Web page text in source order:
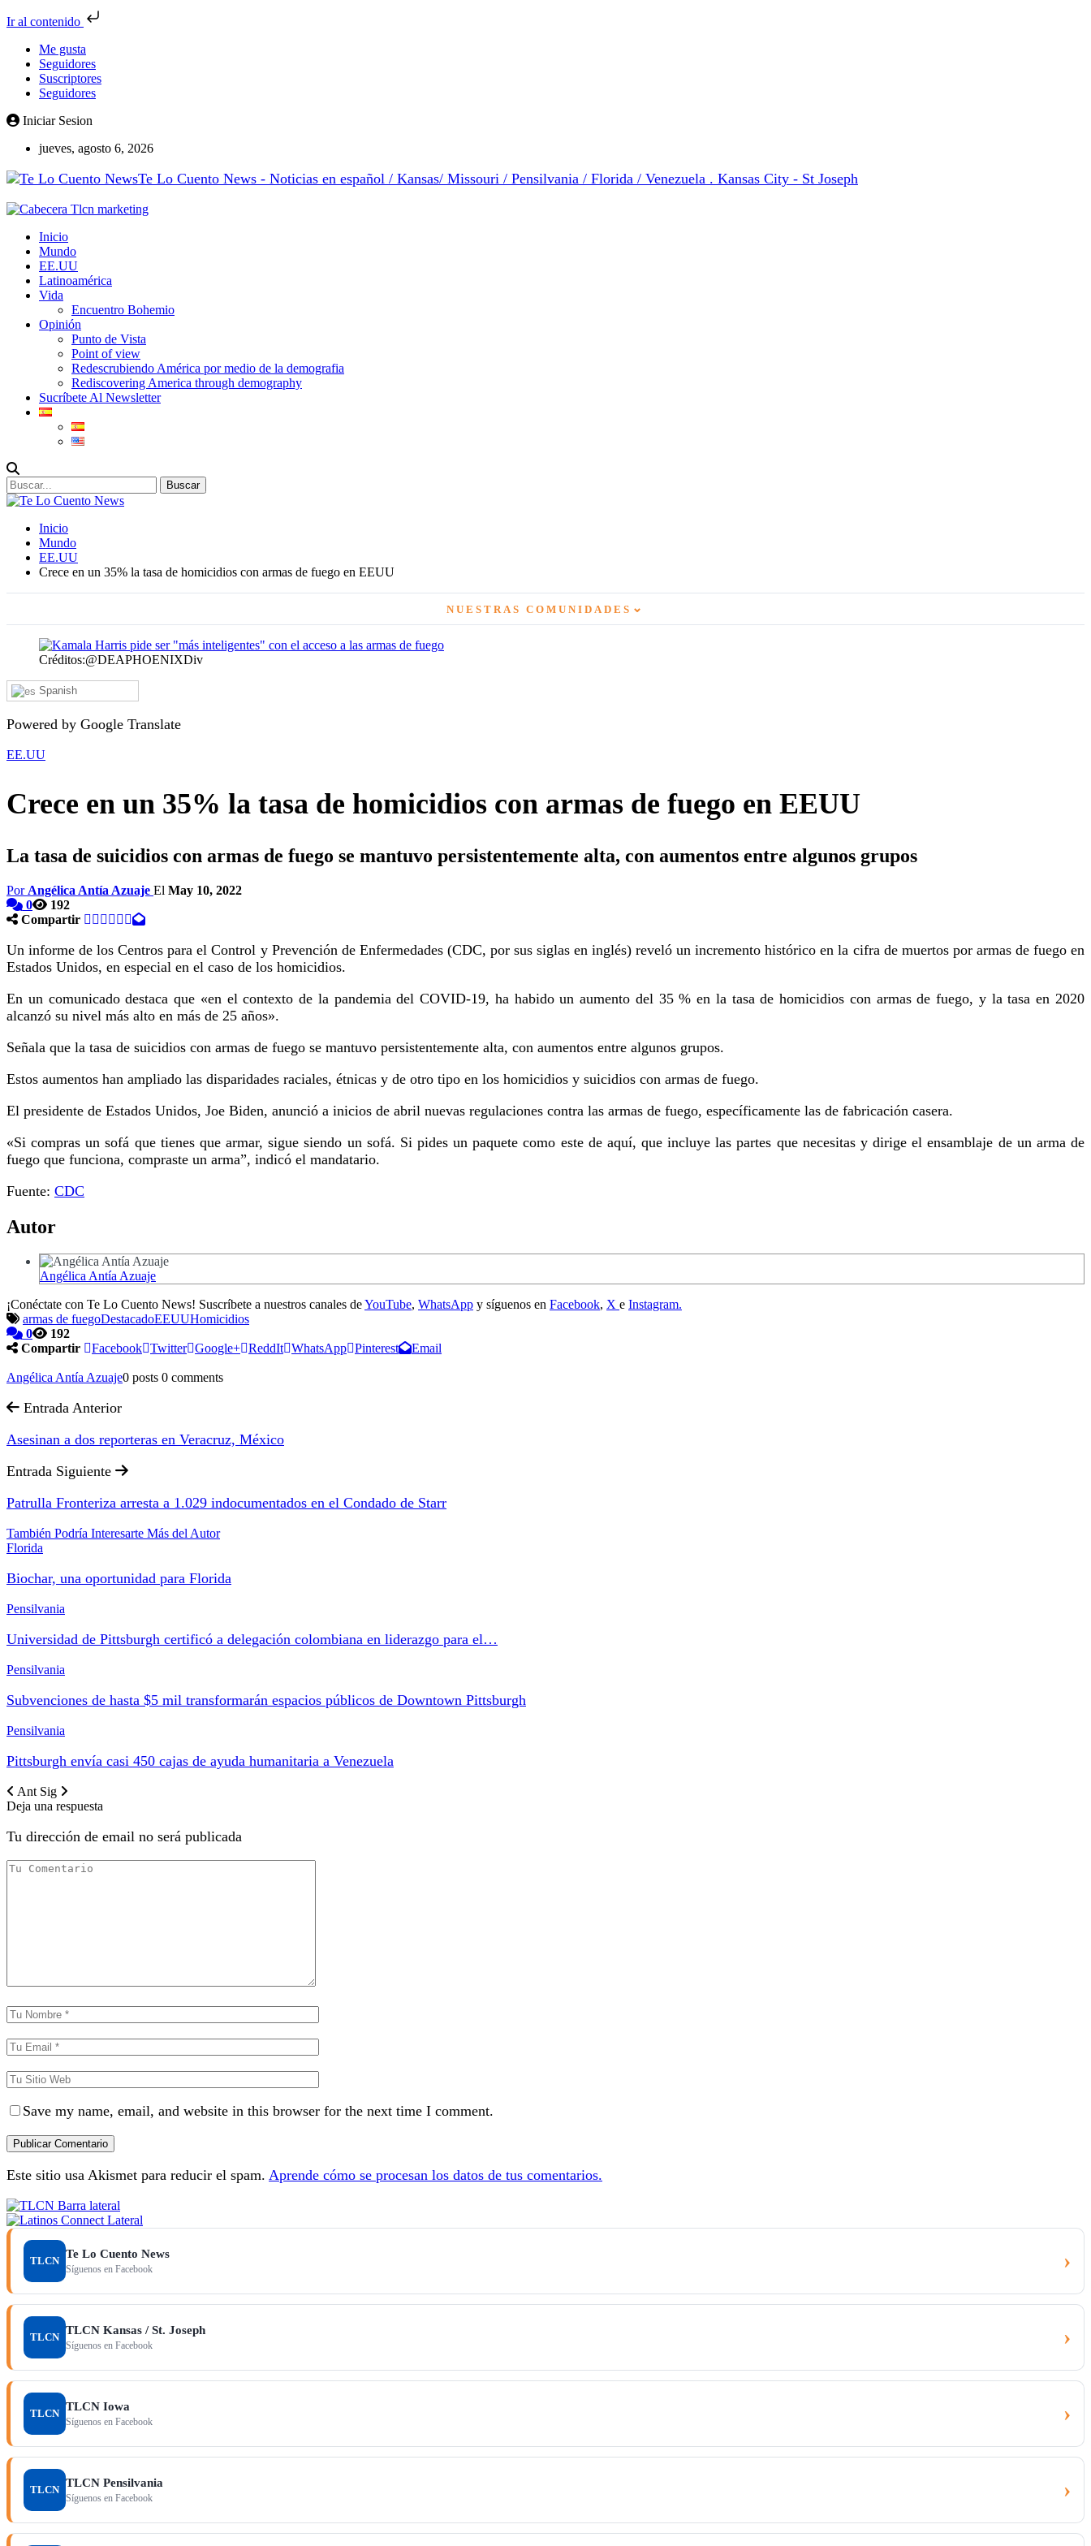
Ir al contenido
Me gusta
Seguidores
Suscriptores
Seguidores
Iniciar Sesion
jueves, agosto 6, 2026
Te Lo Cuento News - Noticias en español / Kansas/ Missouri / Pensilvania / Florida / Venezuela . Kansas City - St Joseph
Inicio
Mundo
EE.UU
Latinoamérica
Vida
Encuentro Bohemio
Opinión
Punto de Vista
Point of view
Redescrubiendo América por medio de la demografia
Rediscovering America through demography
Sucríbete Al Newsletter
Inicio
Mundo
EE.UU
Crece en un 35% la tasa de homicidios con armas de fuego en EEUU
NUESTRAS COMUNIDADES ⌄
Créditos:@DEAPHOENIXDiv
Spanish
Powered by Google Translate
EE.UU
Crece en un 35% la tasa de homicidios con armas de fuego en EEUU
La tasa de suicidios con armas de fuego se mantuvo persistentemente alta, con aumentos entre algunos grupos
Por Angélica Antía Azuaje El May 10, 2022
0
192
Compartir
Un informe de los Centros para el Control y Prevención de Enfermedades (CDC, por sus siglas en inglés) reveló un incremento histórico en la cifra de muertos por armas de fuego en
Estados Unidos, en especial en el caso de los homicidios.
En un comunicado destaca que «en el contexto de la pandemia del COVID-19, ha habido un aumento del 35 % en la tasa de homicidios con armas de fuego, y la tasa en 2020
alcanzó su nivel más alto en más de 25 años».
Señala que la tasa de suicidios con armas de fuego se mantuvo persistentemente alta, con aumentos entre algunos grupos.
Estos aumentos han ampliado las disparidades raciales, étnicas y de otro tipo en los homicidios y suicidios con armas de fuego.
El presidente de Estados Unidos, Joe Biden, anunció a inicios de abril nuevas regulaciones contra las armas de fuego, específicamente las de fabricación casera.
«Si compras un sofá que tienes que armar, sigue siendo un sofá. Si pides un paquete como este de aquí, que incluye las partes que necesitas y dirige el ensamblaje de un arma de
fuego que funciona, compraste un arma”, indicó el mandatario.
Fuente: CDC
Autor
Angélica Antía Azuaje
¡Conéctate con Te Lo Cuento News! Suscríbete a nuestros canales deYouTube, WhatsApp y síguenos en Facebook, X e Instagram.
armas de fuegoDestacadoEEUUHomicidios
0
192
Compartir
Facebook Twitter Google+ ReddIt WhatsApp Pinterest Email
Angélica Antía Azuaje0 posts 0 comments
Entrada Anterior
Asesinan a dos reporteras en Veracruz, México
Entrada Siguiente
Patrulla Fronteriza arresta a 1.029 indocumentados en el Condado de Starr
También Podría Interesarte Más del Autor
Florida
Biochar, una oportunidad para Florida
Pensilvania
Universidad de Pittsburgh certificó a delegación colombiana en liderazgo para el…
Pensilvania
Subvenciones de hasta $5 mil transformarán espacios públicos de Downtown Pittsburgh
Pensilvania
Pittsburgh envía casi 450 cajas de ayuda humanitaria a Venezuela
Ant Sig
Deja una respuesta
Tu dirección de email no será publicada
Save my name, email, and website in this browser for the next time I comment.
Este sitio usa Akismet para reducir el spam. Aprende cómo se procesan los datos de tus comentarios.
TLCN
Te Lo Cuento News
Síguenos en Facebook ›
TLCN
TLCN Kansas / St. Joseph
Síguenos en Facebook ›
TLCN
TLCN Iowa
Síguenos en Facebook ›
TLCN
TLCN Pensilvania
Síguenos en Facebook ›